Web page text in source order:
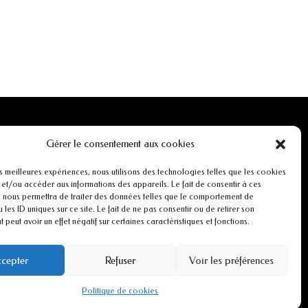
Gérer le consentement aux cookies
meilleures expériences, nous utilisons des technologies telles que les cookies
ou accéder aux informations des appareils. Le fait de consentir à ces
permettra de traiter des données telles que le comportement de
les ID uniques sur ce site. Le fait de ne pas consentir ou de retirer son
peut avoir un effet négatif sur certaines caractéristiques et fonctions.
Refuser Voir les préférences
Politique de cookies
INFORMATIONS
Mentions légales
Conditions générales de ventes
Politiques de cookies